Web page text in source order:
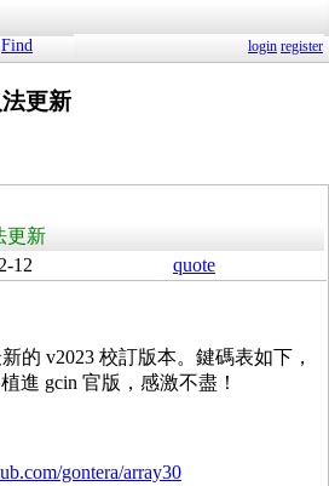
Find login register
更新
更新
12 quote
的 v2023 校訂版本。鍵碼表如下，
進 gcin 官版，感激不盡！
gontera/array30